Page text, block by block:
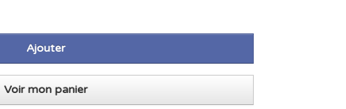
Ajouter
Voir mon panier